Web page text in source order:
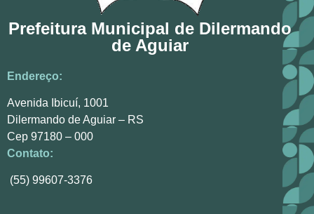
Prefeitura Municipal de Dilermando
de Aguiar
Endereço:
Avenida Ibicuí, 1001
Dilermando de Aguiar – RS
Cep 97180 – 000
Contato:
(55) 99607-3376